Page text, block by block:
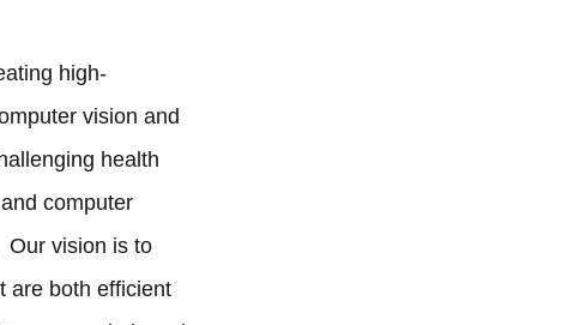
high-
vision and
health
computer
Our vision is to
are both efficient